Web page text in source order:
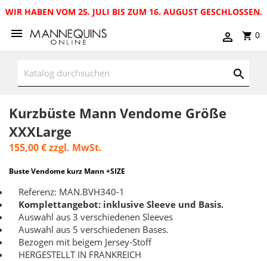
WIR HABEN VOM 25. JULI BIS ZUM 16. AUGUST GESCHLOSSEN.
0
Kurzbüste Mann Vendome Größe
XXXLarge
155,00 €zzgl. MwSt.
Buste Vendome kurz Mann +SIZE
Referenz: MAN.BVH340-1
Komplettangebot: inklusive Sleeve und Basis.
Auswahl aus 3 verschiedenen Sleeves
Auswahl aus 5 verschiedenen Bases.
Bezogen mit beigem Jersey-Stoff
HERGESTELLT IN FRANKREICH